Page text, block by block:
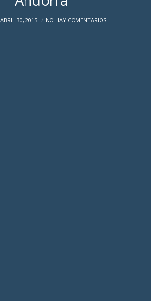
ABRIL 30, 2015 NO HAY COMENTARIOS